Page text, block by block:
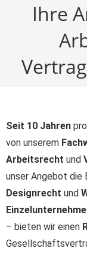
Ihre
Seit 10 Jahren
von unserem
Arbeitsrecht und
unser Angebot die
Designrecht und
– bieten wir einen